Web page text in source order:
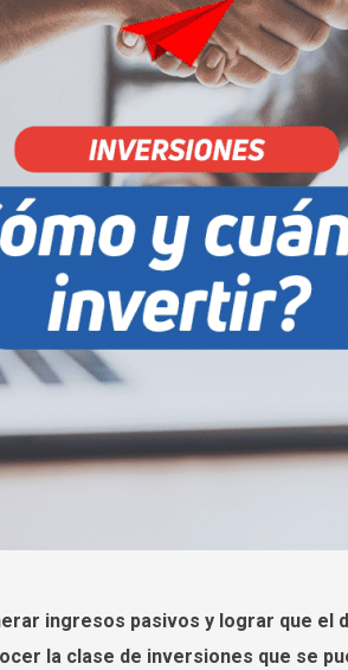
ingresos pasivos y lograr que el
la clase de inversiones que se